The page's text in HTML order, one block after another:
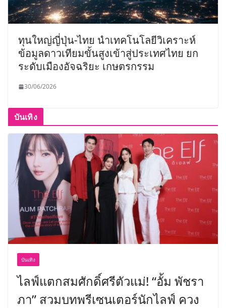
ทุนใหญ่ญี่ปุ่น-ไทย นำเทคโนโลยีวิเคราะห์
ข้อมูลดาวเทียมขั้นสูงเข้าสู่ประเทศไทย ยก
ระดับเมืองอัจฉริยะ เกษตรกรรม
30/06/2026
บันเทิง
บันเทิง
ไลฟ์แตกสมศักดิ์ศรีตัวแม่! “อั้ม พัชรา
ภา” สวมบทพรีเซนเตอร์นักไลฟ์ ควง